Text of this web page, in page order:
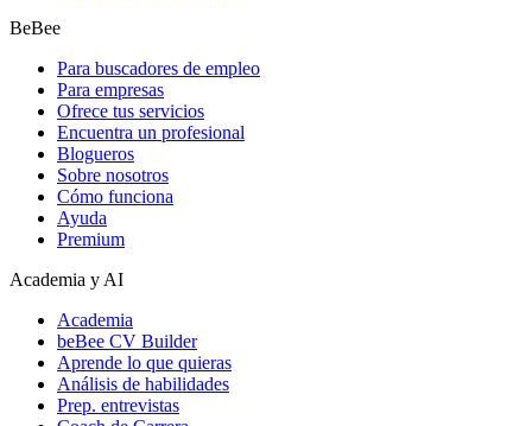
BeBee
Para buscadores de empleo
Para empresas
Ofrece tus servicios
Encuentra un profesional
Blogueros
Sobre nosotros
Cómo funciona
Ayuda
Premium
Academia y AI
Academia
beBee CV Builder
Aprende lo que quieras
Análisis de habilidades
Prep. entrevistas